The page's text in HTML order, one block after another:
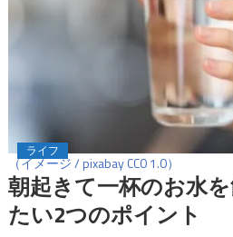
（イメージ / pixabay CC0 1.0）
ライフ
朝起きて一杯のお水
たい2つのポイント